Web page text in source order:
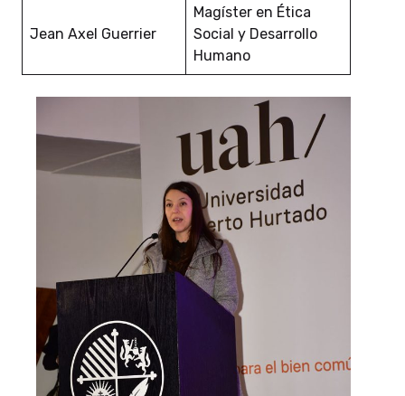
Jean Axel Guerrier
Magíster en Ética
Social y Desarrollo
Humano